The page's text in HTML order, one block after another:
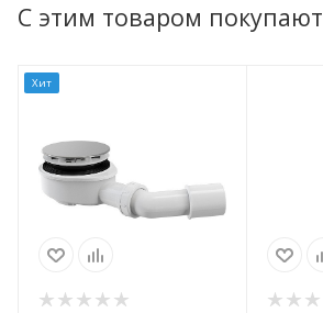
С этим товаром покупают
Хит